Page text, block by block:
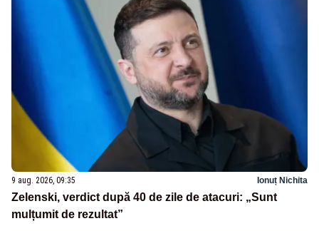
9 aug. 2026, 09:35 Ionuț Nichita
Zelenski, verdict după 40 de zile de atacuri: „Sunt
mulțumit de rezultat”